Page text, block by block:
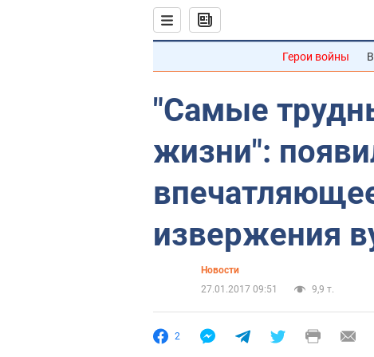
Герои войны
"Самые
жизни":
извержения
Новости
27.01.2017 09:51
9,9 т.
2